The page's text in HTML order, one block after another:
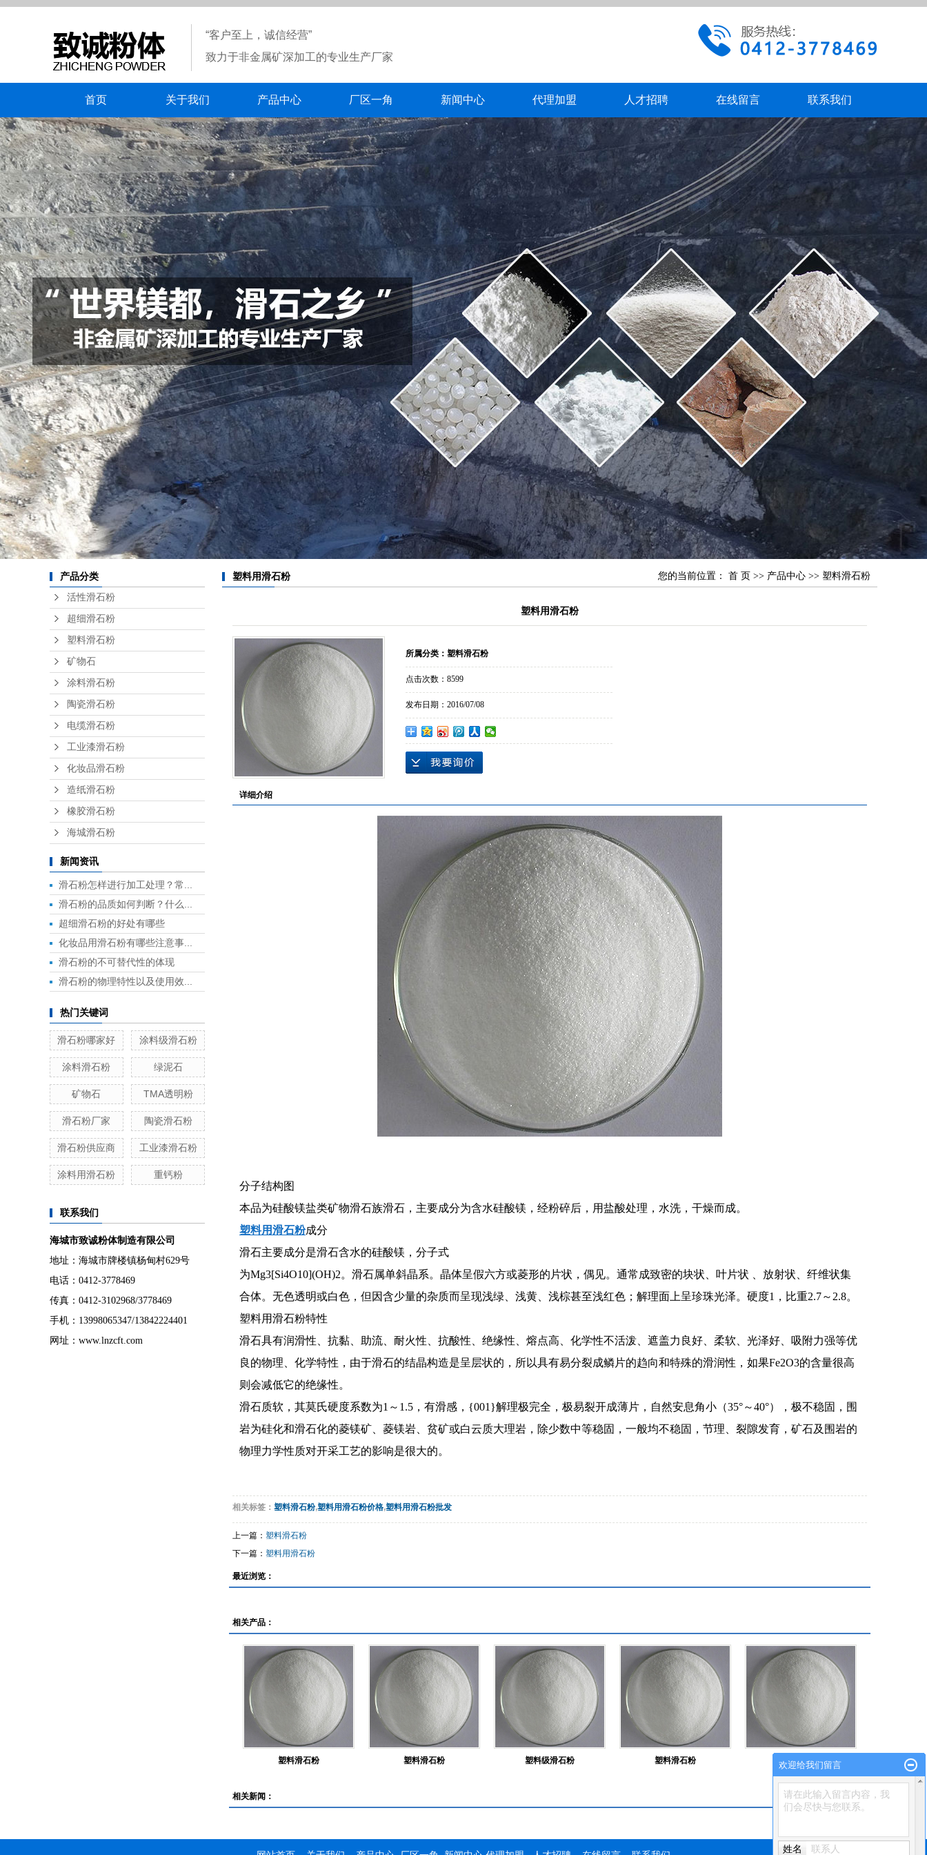
“客户至上，诚信经营”
致力于非金属矿深加工的专业生产厂家
首页 关于我们 产品中心 厂区一角 新闻中心 代理加盟 人才招聘 在线留言 联系我们
产品分类
活性滑石粉
超细滑石粉
塑料滑石粉
矿物石
涂料滑石粉
陶瓷滑石粉
电缆滑石粉
工业漆滑石粉
化妆品滑石粉
造纸滑石粉
橡胶滑石粉
海城滑石粉
新闻资讯
滑石粉怎样进行加工处理？常...
滑石粉的品质如何判断？什么...
超细滑石粉的好处有哪些
化妆品用滑石粉有哪些注意事...
滑石粉的不可替代性的体现
滑石粉的物理特性以及使用效...
热门关键词
滑石粉哪家好 涂料级滑石粉
涂料滑石粉 绿泥石
矿物石 TMA透明粉
滑石粉厂家 陶瓷滑石粉
滑石粉供应商 工业漆滑石粉
涂料用滑石粉 重钙粉
联系我们
海城市致诚粉体制造有限公司
地址：海城市牌楼镇杨甸村629号
电话：0412-3778469
传真：0412-3102968/3778469
手机：13998065347/13842224401
网址：www.lnzcft.com
塑料用滑石粉 您的当前位置： 首 页 >> 产品中心 >> 塑料滑石粉
塑料用滑石粉
所属分类： 塑料滑石粉
点击次数： 8599
发布日期： 2016/07/08
详细介绍
分子结构图
本品为硅酸镁盐类矿物滑石族滑石，主要成分为含水硅酸镁，经粉碎后，用盐酸处理，水洗，干燥而成。
塑料用滑石粉成分
滑石主要成分是滑石含水的硅酸镁，分子式
为Mg3[Si4O10](OH)2。滑石属单斜晶系。晶体呈假六方或菱形的片状，偶见。通常成致密的块状、叶片状 、放射状、纤维状集
合体。无色透明或白色，但因含少量的杂质而呈现浅绿、浅黄、浅棕甚至浅红色；解理面上呈珍珠光泽。硬度1，比重2.7～2.8。
塑料用滑石粉特性
滑石具有润滑性、抗黏、助流、耐火性、抗酸性、绝缘性、熔点高、化学性不活泼、遮盖力良好、柔软、光泽好、吸附力强等优
良的物理、化学特性，由于滑石的结晶构造是呈层状的，所以具有易分裂成鳞片的趋向和特殊的滑润性，如果Fe2O3的含量很高
则会减低它的绝缘性。
滑石质软，其莫氏硬度系数为1～1.5，有滑感，{001}解理极完全，极易裂开成薄片，自然安息角小（35°～40°），极不稳固，围
岩为硅化和滑石化的菱镁矿、菱镁岩、贫矿或白云质大理岩，除少数中等稳固，一般均不稳固，节理、裂隙发育，矿石及围岩的
物理力学性质对开采工艺的影响是很大的。
相关标签： 塑料滑石粉,塑料用滑石粉价格,塑料用滑石粉批发
上一篇： 塑料滑石粉
下一篇： 塑料用滑石粉
最近浏览：
相关产品：
塑料滑石粉 塑料滑石粉 塑料级滑石粉 塑料滑石粉 塑料用滑石粉
相关新闻：
欢迎给我们留言
请在此输入留言内容，我
们会尽快与您联系。
姓名 联系人